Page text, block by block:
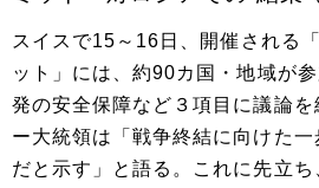
スイスで15～16日、開催される
ット」には、約90カ国・地域が
発の安全保障など３項目に議論
ー大統領は「戦争終結に向けた
だと示す」と語る。これに先立ち